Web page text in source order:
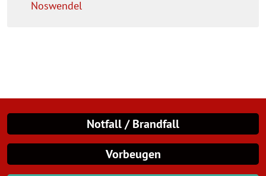
Noswendel
Notfall / Brandfall
Vorbeugen